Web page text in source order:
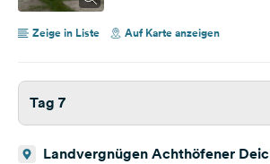
Zeige in Liste Auf Karte anzeigen
Tag 7
Landvergnügen Achthöfener